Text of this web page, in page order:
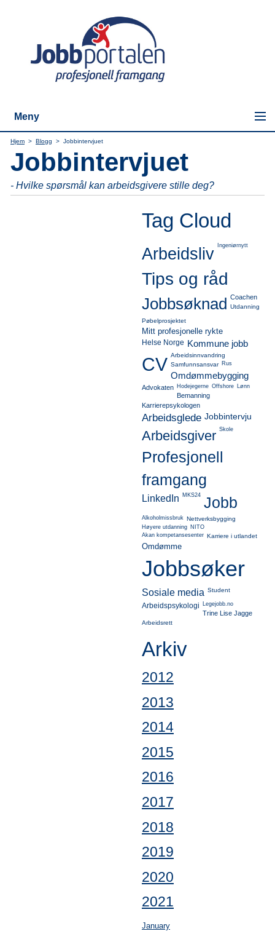
Meny
Hjem > Blogg > Jobbintervjuet
Jobbintervjuet
- Hvilke spørsmål kan arbeidsgivere stille deg?
Tag Cloud
Arbeidsliv Ingeniørnytt
Tips og råd
Jobbsøknad Coachen
Utdanning
Pøbelprosjektet
Mitt profesjonelle rykte
Helse Norge Kommune jobb
CV Arbeidsinnvandring
Samfunnsansvar
Rus
Omdømmebygging
Advokaten Hodejegerne Offshore Lønn
Bemanning
Karrierepsykologen
Arbeidsglede Jobbintervju
Arbeidsgiver Skole
Profesjonell
framgang
LinkedIn MKS24 Jobb
Alkoholmissbruk Nettverksbygging
Høyere utdanning
NITO
Akan kompetansesenter Karriere i utlandet
Omdømme
Jobbsøker
Sosiale media Student
Arbeidspsykologi Legejobb.no
Trine Lise Jagge
Arbeidsrett
Arkiv
2012
2013
2014
2015
2016
2017
2018
2019
2020
2021
January